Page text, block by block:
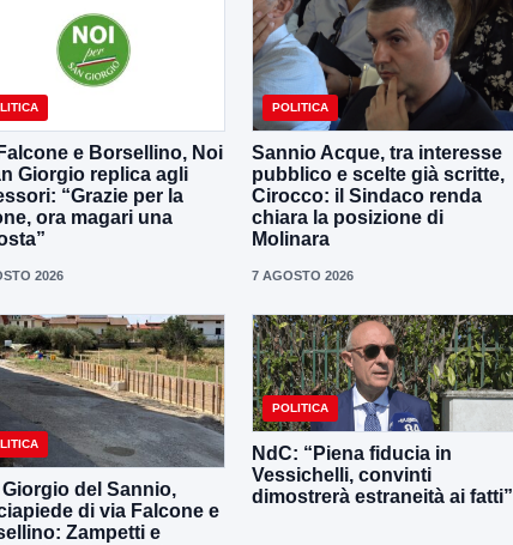
e Borsellino, Noi
Giorgio replica agli
“Grazie per la
ora magari una
2026
POLITICA
Sannio Acque, tra interesse
pubblico e scelte già scritte,
Cirocco: il Sindaco renda
chiara la posizione di
Molinara
7 AGOSTO 2026
del Sannio,
di via Falcone e
Zampetti e
POLITICA
NdC: “Piena fiducia in
Vessichelli, convinti
dimostrerà estraneità ai fatti”